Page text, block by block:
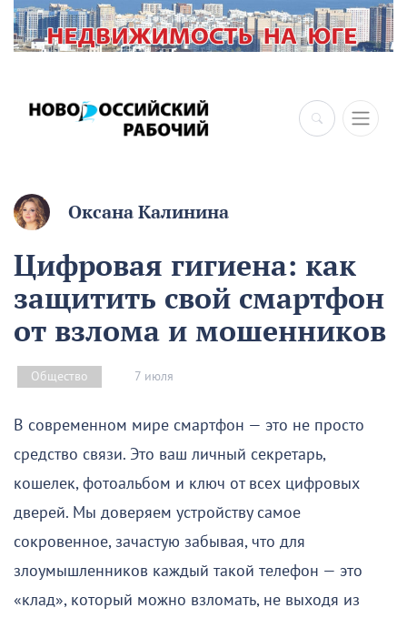
×
Оксана Калинина
Цифровая гигиена: как
защитить свой смартфон
от взлома и мошенников
Общество 7 июля
В современном мире смартфон — это не просто
средство связи. Это ваш личный секретарь,
кошелек, фотоальбом и ключ от всех цифровых
дверей. Мы доверяем устройству самое
сокровенное, зачастую забывая, что для
злоумышленников каждый такой телефон — это
«клад», который можно взломать, не выходя из